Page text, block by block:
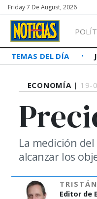
Friday 7 De August, 2026
TEMAS DEL DÍA
ECONOMÍA | 19-
La medición
alcanzar los
Editor de